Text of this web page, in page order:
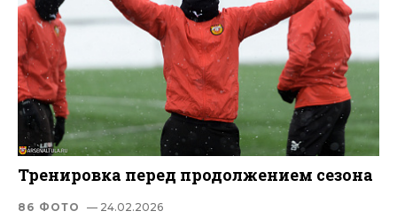
Тренировка перед продолжением сезона
86 ФОТО — 24.02.2026